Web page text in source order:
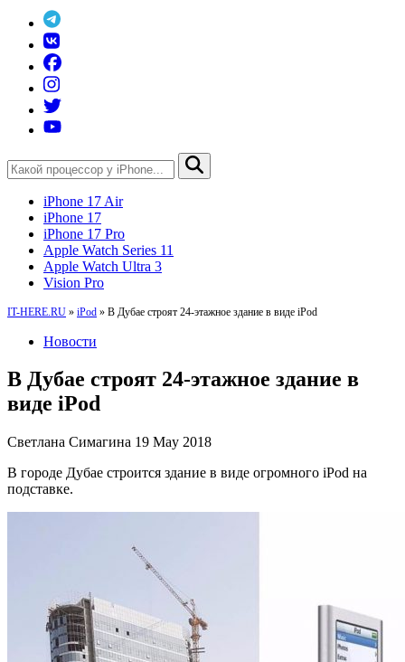
iPhone 17 Air
iPhone 17
iPhone 17 Pro
Apple Watch Series 11
Apple Watch Ultra 3
Vision Pro
IT-HERE.RU » iPod » В Дубае строят 24-этажное здание в виде iPod
Новости
В Дубае строят 24-этажное здание в
виде iPod
Светлана Симагина 19 May 2018
В городе Дубае строится здание в виде огромного iPod на
подставке.